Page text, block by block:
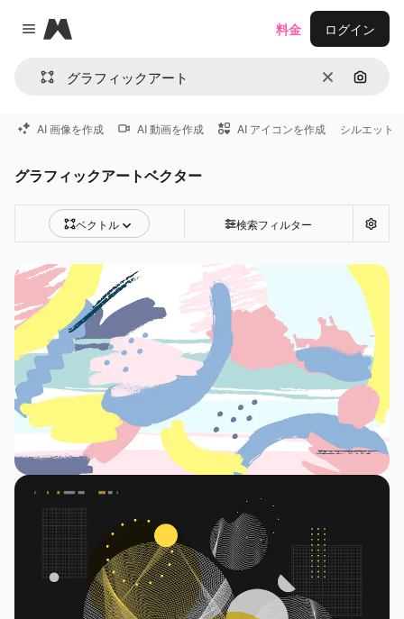
Close menu
Magnific
消去 画像で
料金 ログイン
AI 画像を作成 AI 動画を作成 AI アイコンを作成 シルエット
グラフィックアートベクター
ベクトル 検索フィルター